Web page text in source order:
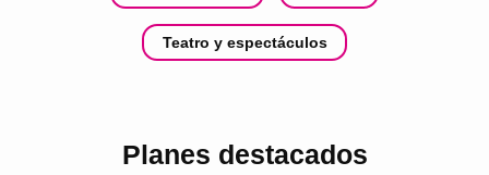
Teatro y espectáculos
Planes destacados